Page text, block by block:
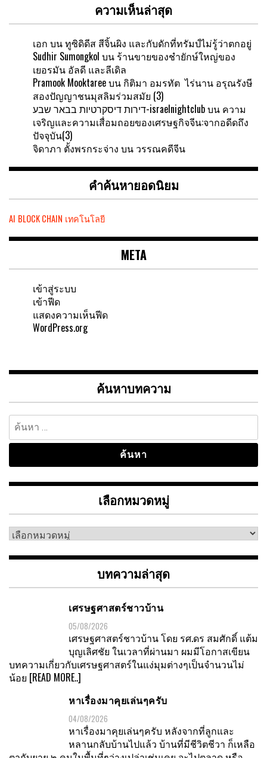
ความเห็นล่าสุด
เอก บนทูซิดิดีส สีจิ้นผิง และกับดักที่ทรัมป์ไม่รู้ว่าตกอยู่
Sudhir Sumongkol บน ร้านขายของชำยักษ์ใหญ่ของ
เยอรมัน อัลดี และลีเดิล
Pramook Mooktareeบน กิติมา อมรทัต ไร่นาน อรุณรังษี
สองปัญญาชนมุสลิมร่วมสมัย (3)
דירות דיסקרטיות בבאר שבע-israelnightclubบน ความ
เจริญและความเสื่อมถอยของเศรษฐกิจจีน:จากอดีดถึง
ปัจจุบัน(3)
จิดาภา ตั้งพรกระจ่าง บน วรรณคดีจีน
คำค้นหายอดนิยม
AI BLOCK CHAIN เทคโนโลยี
META
เข้าสู่ระบบ
เข้าฟีด
แสดงความเห็นฟีด
WordPress.org
ค้นหาบทความ
ค้นหา
สำหรับ:
เลือกหมวดหมู่
เลือก
หมู่
บทความล่าสุด
เศรษฐศาสตร์ชาวบ้าน
05/08/2026
เศรษฐศาสตร์ชาวบ้าน โดย รศ.ดร สมศักดิ์ แต้ม
บุญเลิศชัย ในเวลาที่ผ่านมา ผมมีโอกาสเขียน
บทความเกี่ยวกับเศรษฐศาสตร์ในแง่มุมต่างๆเป็นจำนวนไม่
น้อย [READ MORE..]
หาเรื่องมาคุยเล่นๆครับ
04/08/2026
หาเรื่องมาคุยเล่นๆครับ หลังจากที่ลูกและ
หลานกลับบ้านไปแล้ว บ้านที่มีชีวิตชีวา ก็เหลือ